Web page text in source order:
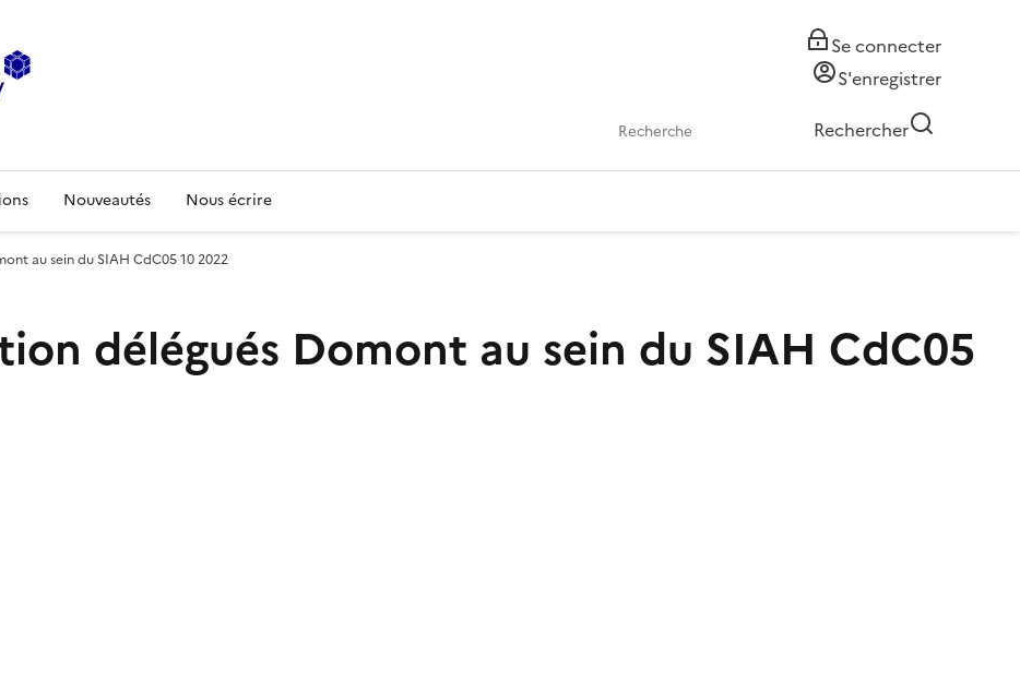
Se connecter
S'enregistrer
Rechercher
Nouveautés Nous écrire
au sein du SIAH CdC05 10 2022
délégués Domont au sein du SIAH CdC05